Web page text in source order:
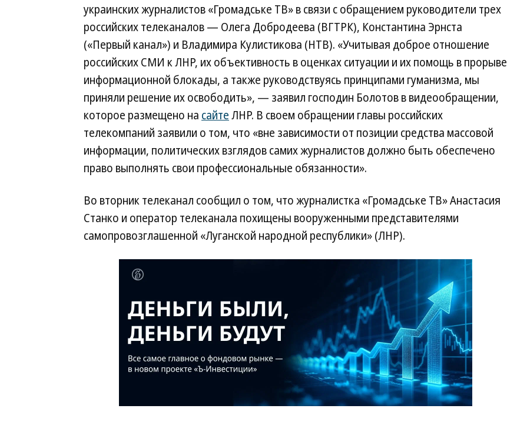
украинских журналистов «Громадське ТВ» в связи с обращением руководители трех
российских телеканалов — Олега Добродеева (ВГТРК), Константина Эрнста
(«Первый канал») и Владимира Кулистикова (НТВ). «Учитывая доброе отношение
российских СМИ к ЛНР, их объективность в оценках ситуации и их помощь в прорыве
информационной блокады, а также руководствуясь принципами гуманизма, мы
приняли решение их освободить», — заявил господин Болотов в видеообращении,
которое размещено на сайтеЛНР. В своем обращении главы российских
телекомпаний заявили о том, что «вне зависимости от позиции средства массовой
информации, политических взглядов самих журналистов должно быть обеспечено
право выполнять свои профессиональные обязанности».
Во вторник телеканал сообщил о том, что журналистка «Громадське ТВ» Анастасия
Станко и оператор телеканала похищены вооруженными представителями
самопровозглашенной «Луганской народной республики» (ЛНР).